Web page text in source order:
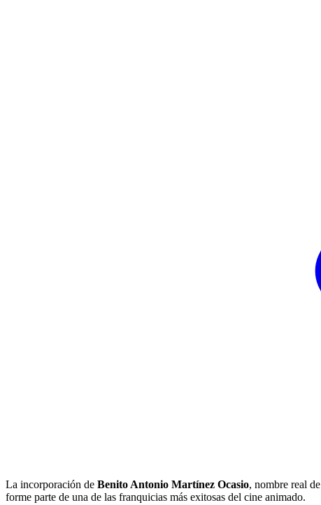
La incorporación de Benito Antonio Martínez Ocasio, nombre real de
forme parte de una de las franquicias más exitosas del cine animado.